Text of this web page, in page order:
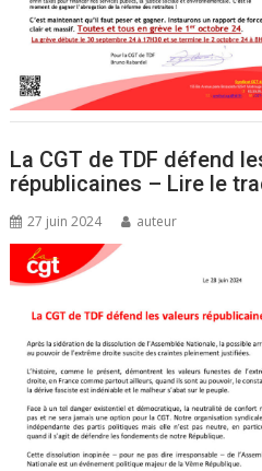
La CGT de TDF défend
républicaines – Lire le
27 juin 2024 auteur